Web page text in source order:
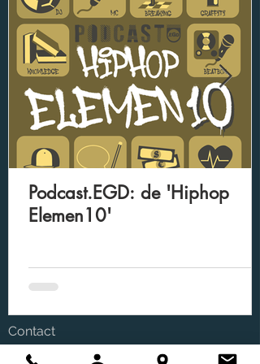
Podcast.EGD: de 'Hiphop
Elemen10'
Contact
Bel of What's App Egbert.EGD